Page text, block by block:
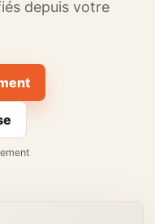
depuis votre